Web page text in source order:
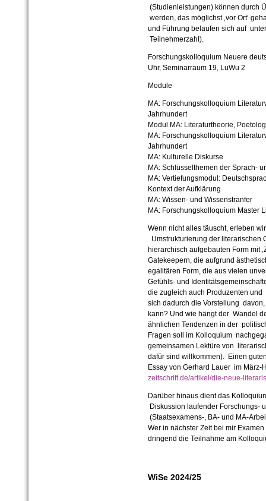
(Studienleistungen) können durch
werden, das möglichst ‚vor Ort‘
und Führung belaufen sich auf
Teilnehmerzahl).
Forschungskolloquium Neuere
Uhr, Seminarraum 19, LuWu 2
Module
MA: Forschungskolloquium
Jahrhundert
Modul MA: Literaturtheorie,
MA: Forschungskolloquium
Jahrhundert
MA: Kulturelle Diskurse
MA: Schlüsselthemen der Sprach-
MA: Vertiefungsmodul:
Kontext der Aufklärung
MA: Wissen- und Wissenstranfer
MA: Forschungskolloquium Master
Wenn nicht alles täuscht, erleben
Umstrukturierung der
hierarchisch aufgebauten Form mit
Gatekeepern, die aufgrund
egalitären Form, die aus vielen
Gefühls- und
die zugleich auch Produzenten
sich dadurch die Vorstellung
kann? Und wie hängt der Wandel
ähnlichen Tendenzen in der
Fragen soll im Kolloquium
gemeinsamen Lektüre von
dafür sind willkommen). Einen
Essay von Gerhard Lauer im
zeitschrift.de/artikel/die-neue-
Darüber hinaus dient das
Diskussion laufender Forschungs-
(Staatsexamens-, BA- und MA-
Wer in nächster Zeit bei mir
dringend die Teilnahme am
WiSe 2024/25